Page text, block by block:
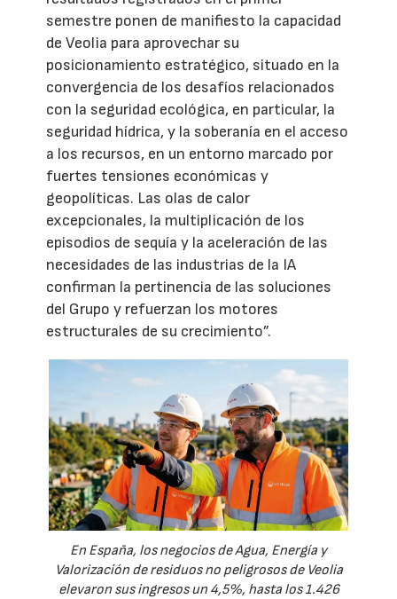
semestre ponen de manifiesto la capacidad
de Veolia para aprovechar su
posicionamiento estratégico, situado en la
convergencia de los desafíos relacionados
con la seguridad ecológica, en particular, la
seguridad hídrica, y la soberanía en el acceso
a los recursos, en un entorno marcado por
fuertes tensiones económicas y
geopolíticas. Las olas de calor
excepcionales, la multiplicación de los
episodios de sequía y la aceleración de las
necesidades de las industrias de la IA
confirman la pertinencia de las soluciones
del Grupo y refuerzan los motores
estructurales de su crecimiento”.
En España, los negocios de Agua, Energía y
Valorización de residuos no peligrosos de Veolia
elevaron sus ingresos un 4,5%, hasta los 1.426